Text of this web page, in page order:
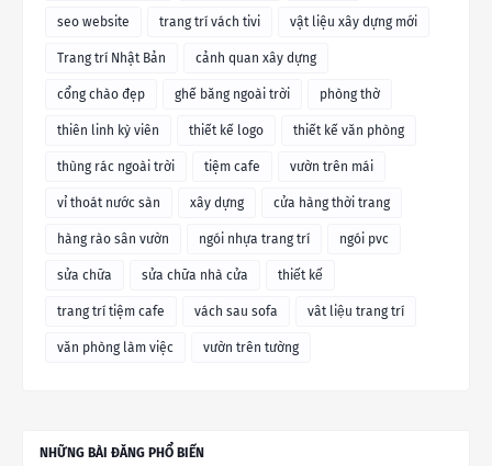
seo website trang trí vách tivi vật liệu xây dựng mới
Trang trí Nhật Bản cảnh quan xây dựng
cổng chào đẹp ghế băng ngoài trời phòng thờ
thiên linh kỳ viên thiết kế logo thiết kế văn phòng
thùng rác ngoài trời tiệm cafe vườn trên mái
vỉ thoát nước sàn xây dựng cửa hàng thời trang
hàng rào sân vườn ngói nhựa trang trí ngói pvc
sửa chữa sửa chữa nhà cửa thiết kế
trang trí tiệm cafe vách sau sofa vât liệu trang trí
văn phòng làm việc vườn trên tường
NHỮNG BÀI ĐĂNG PHỔ BIẾN